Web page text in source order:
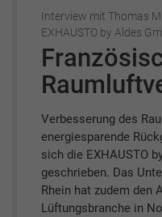
Interview mit Thomas
EXHAUSTO by Aldes
Verbesserung des
energiesparende
sich die EXHAUSTO
geschrieben. Das
Rhein hat zudem den
Lüftungsbranche in